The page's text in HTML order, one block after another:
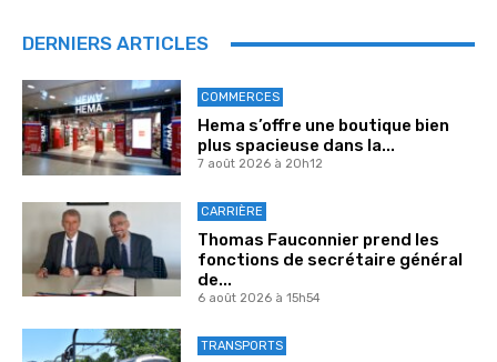
DERNIERS ARTICLES
COMMERCES
Hema s’offre une boutique bien
plus spacieuse dans la...
7 août 2026 à 20h12
CARRIÈRE
Thomas Fauconnier prend les
fonctions de secrétaire général
de...
6 août 2026 à 15h54
TRANSPORTS